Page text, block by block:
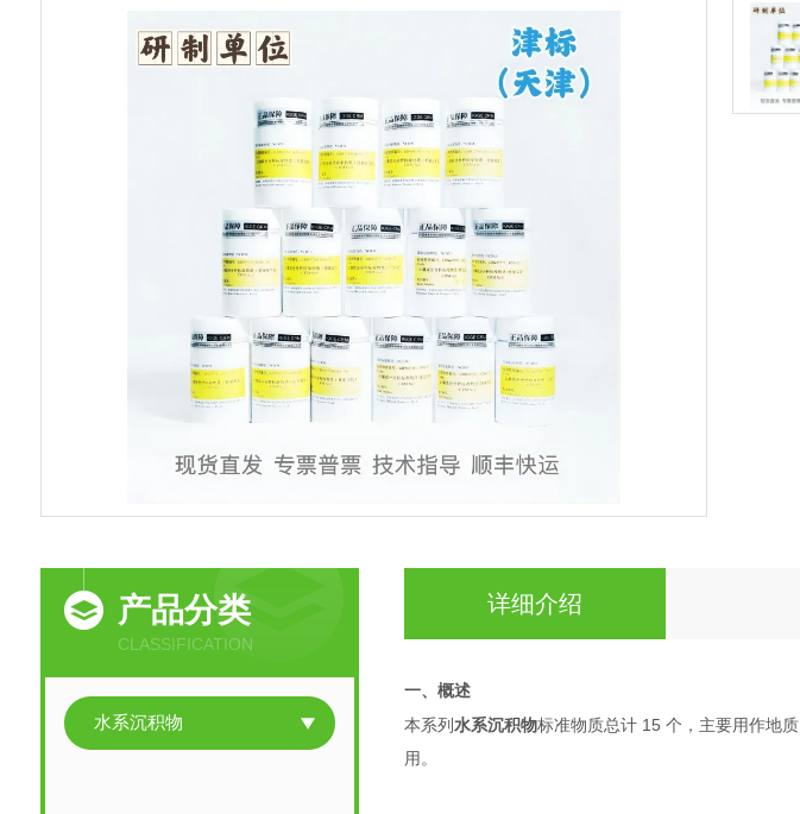
产品分类
CLASSIFICATION
水系沉积物
详细介绍
一、概述
本系列水系沉积物标准物质总计 15个，主要用作地
用。